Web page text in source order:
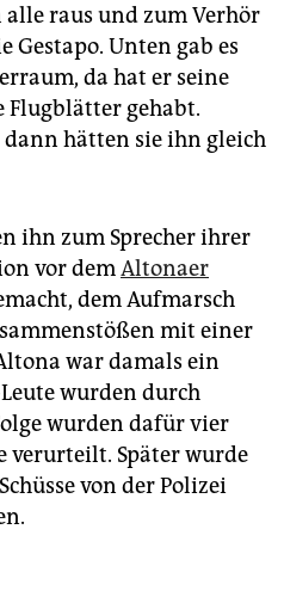
raus und zum Verhör
Gestapo. Unten gab es
da hat er seine
Flugblätter gehabt.
hätten sie ihn gleich
ihn zum Sprecher ihrer
vor demAltonaer
dem Aufmarsch
mit einer
war damals ein
wurden durch
wurden dafür vier
verurteilt. Später wurde
von der Polizei